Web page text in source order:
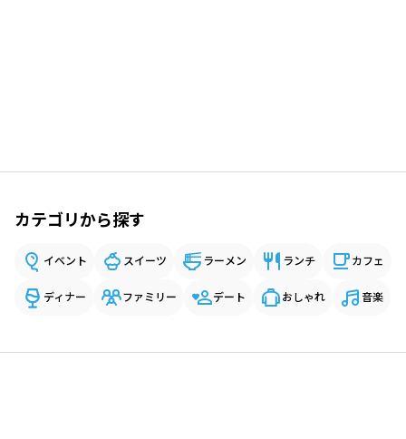
カテゴリから探す
イベント スイーツ ラーメン ランチ カフェ
ディナー ファミリー デート おしゃれ 音楽